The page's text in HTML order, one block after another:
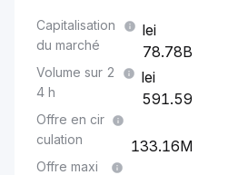
Capitalisation
du marché
78.78B
Volume sur 2
4 h
591.59
Offre en cir
culation
133.16M
Offre maxi